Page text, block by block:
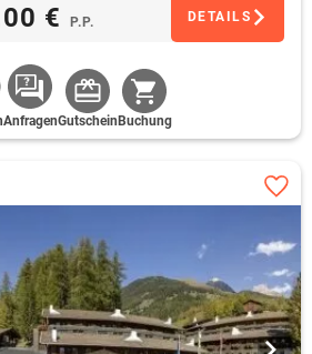
€ P.P. DETAILS
AnfragenGutschein Buchung